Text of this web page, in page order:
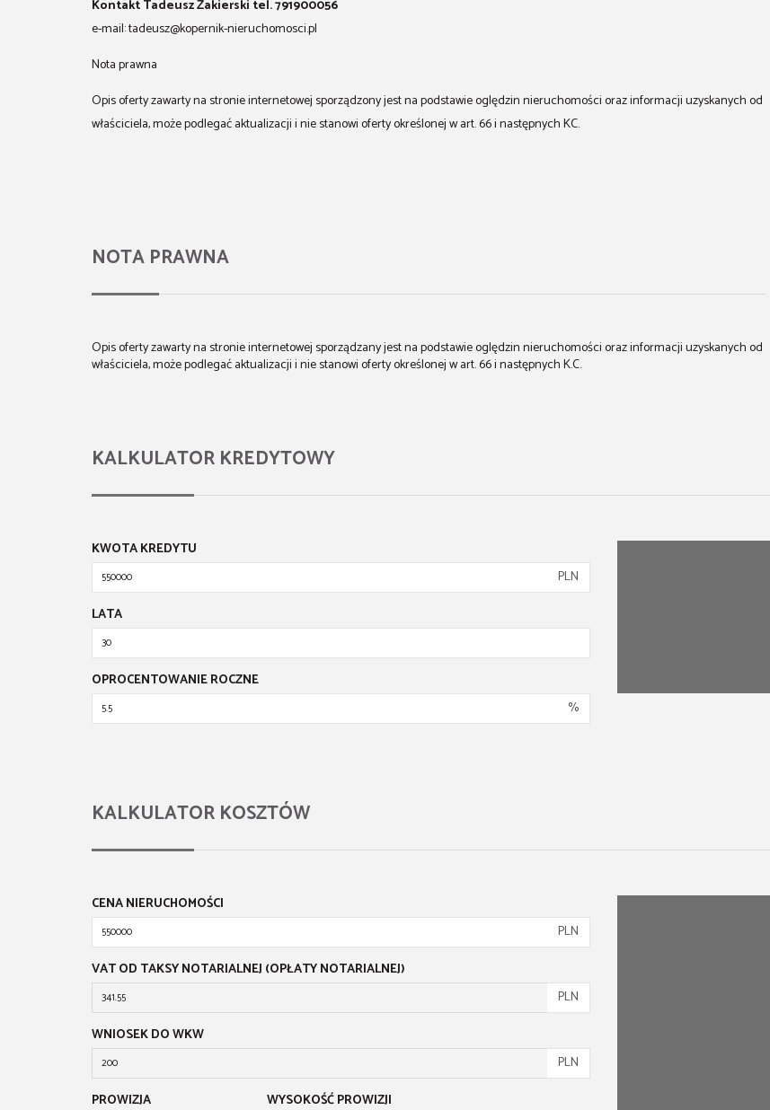
Kontakt Tadeusz Zakierski tel. 791900056
e-mail: tadeusz@kopernik-nieruchomosci.pl
Nota prawna
Opis oferty zawarty na stronie internetowej sporządzony jest na podstawie oględzin nieruchomości oraz informacji uzyskanych od
właściciela, może podlegać aktualizacji i nie stanowi oferty określonej w art. 66 i następnych KC.
NOTA PRAWNA
Opis oferty zawarty na stronie internetowej sporządzany jest na podstawie oględzin nieruchomości oraz informacji uzyskanych od
właściciela, może podlegać aktualizacji i nie stanowi oferty określonej w art. 66 i następnych K.C.
KALKULATOR KREDYTOWY
KWOTA KREDYTU
PLN
LATA
OPROCENTOWANIE ROCZNE
%
KALKULATOR KOSZTÓW
CENA NIERUCHOMOŚCI
PLN
VAT OD TAKSY NOTARIALNEJ (OPŁATY NOTARIALNEJ)
PLN
WNIOSEK DO WKW
PLN
PROWIZJA
WYSOKOŚĆ PROWIZJI